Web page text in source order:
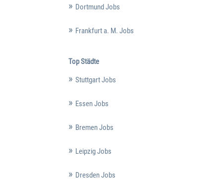
Dortmund Jobs
Frankfurt a. M. Jobs
Top Städte
Stuttgart Jobs
Essen Jobs
Bremen Jobs
Leipzig Jobs
Dresden Jobs